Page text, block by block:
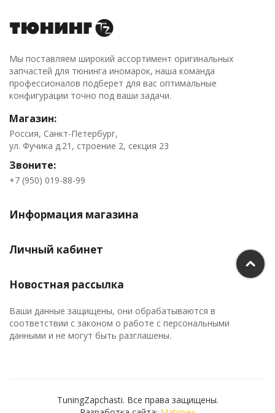
Мы поставляем широкий ассортимент оригинальных
запчастей для тюнинга иномарок, наша команда
профессионалов подберет для вас оптимальные
конфигурации точно под ваши задачи.
Магазин:
Россия, Санкт-Петербург,
ул. Фучика д.21, строение 2, секция 23
Звоните:
+7 (950) 019-88-99
Информация магазина
Личный кабинет
Новостная рассылка
Ваши данные защищены, они обрабатываются в
соответствии с законом о работе с персональными
данными и не могут быть разглашены.
TuningZapchasti. Все права защищены.